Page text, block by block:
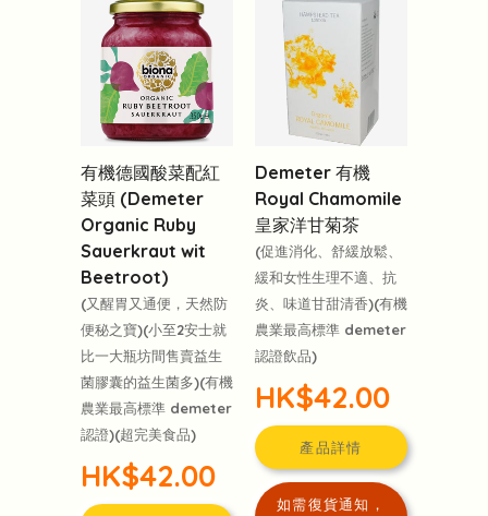
有機德國酸菜配紅
菜頭 (Demeter
Organic Ruby
Sauerkraut wit
Beetroot)
(又醒胃又通便，天然防
便秘之寶)(小至2安士就
比一大瓶坊間售賣益生
菌膠囊的益生菌多)(有機
農業最高標準 demeter
認證)(超完美食品)
HK$42.00
Demeter 有機
Royal Chamomile
皇家洋甘菊茶
(促進消化、舒緩放鬆、
緩和女性生理不適、抗
炎、味道甘甜清香)(有機
農業最高標準 demeter
認證飲品)
HK$42.00
產品詳情
如需復貨通知，